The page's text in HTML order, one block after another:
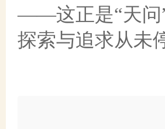
——这正是“天问
探索与追求从未